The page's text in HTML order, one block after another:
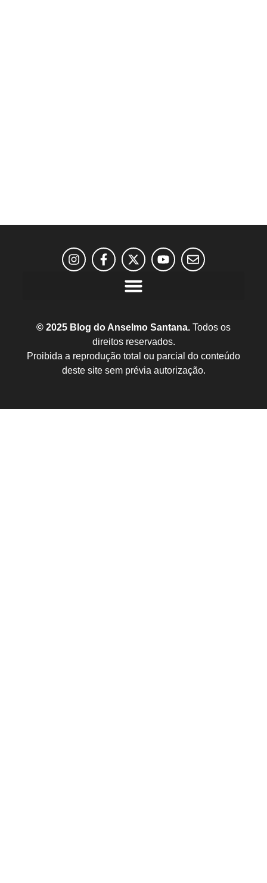
© 2025 Blog do Anselmo Santana. Todos os
direitos reservados.
Proibida a reprodução total ou parcial do conteúdo
deste site sem prévia autorização.